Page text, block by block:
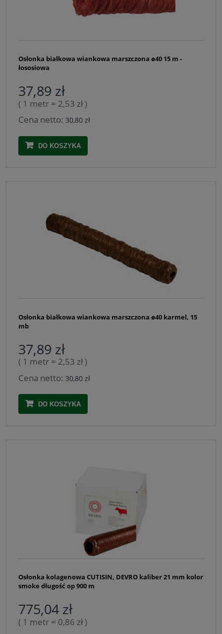
Osłonka białkowa wiankowa marszczona ø40 15 m -
łososiowa
37,89 zł
( 1 metr = 2,53 zł )
Cena netto: 30,80 zł
DO KOSZYKA
Osłonka białkowa wiankowa marszczona ø40 karmel, 15
mb
37,89 zł
( 1 metr = 2,53 zł )
Cena netto: 30,80 zł
DO KOSZYKA
Osłonka kolagenowa CUTISIN, DEVRO kaliber 21 mm kolor
smoke długość op 900 m
775,04 zł
( 1 metr = 0,86 zł )